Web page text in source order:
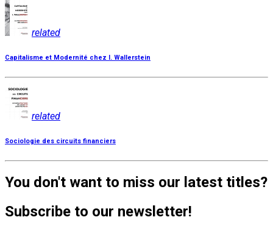
related
Capitalisme et Modernité chez I. Wallerstein
related
Sociologie des circuits financiers
You don't want to miss our latest titles?
Subscribe to our newsletter!